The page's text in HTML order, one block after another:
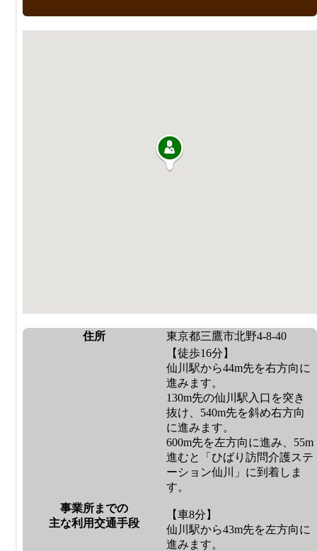
住所 東京都三鷹市北野4-8-40
事業所までの
主な利用交通手段
【徒歩16分】
仙川駅から44m先を右方向に
進みます。
130m先の仙川駅入口を突き
抜け、540m先を斜め右方向
に進みます。
600m先を左方向に進み、55m
進むと「ひばり訪問介護ステ
ーション仙川」に到着しま
す。
【車8分】
仙川駅から43m先を左方向に
進みます。